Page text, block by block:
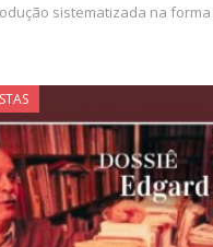
sistematizada na